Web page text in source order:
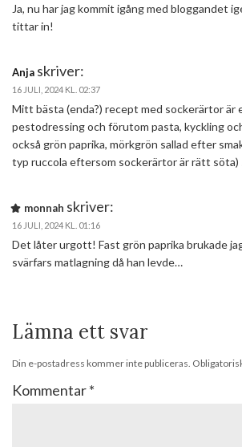
Ja, nu har jag kommit igång med bloggandet
tittar in!
Anja skriver:
16 JULI, 2024 KL. 02:37
Mitt bästa (enda?) recept med sockerärtor är
pestodressing och förutom pasta, kyckling
också grön paprika, mörkgrön sallad efter
typ ruccola eftersom sockerärtor är rätt
monnah skriver:
16 JULI, 2024 KL. 01:16
Det låter urgott! Fast grön paprika brukade
svärfars matlagning då han levde…
Lämna ett svar
Din e-postadress kommer inte publiceras.
Kommentar*